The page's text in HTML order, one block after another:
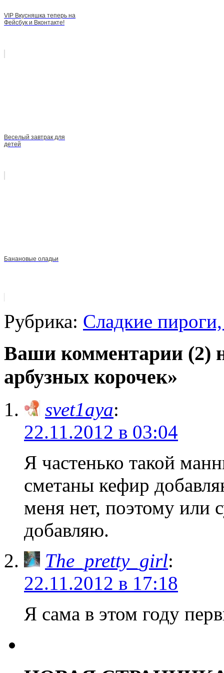
VIP Вкусняшка теперь на
Фейсбук и Вконтакте!
Веселый завтрак для
детей
Банановые оладьи
Рубрика: Сладкие
Ваши комментарии (2)
арбузных корочек»
svet1aya:
22.11.2012 в 03:04
Я частенько такой
сметаны кефир
меня нет, поэтому или
добавляю.
The_pretty_girl:
22.11.2012 в 17:18
Я сама в этом году